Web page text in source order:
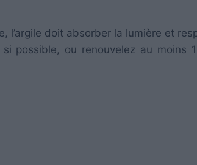
l’argile doit absorber la lumière et
possible, ou renouvelez au moins